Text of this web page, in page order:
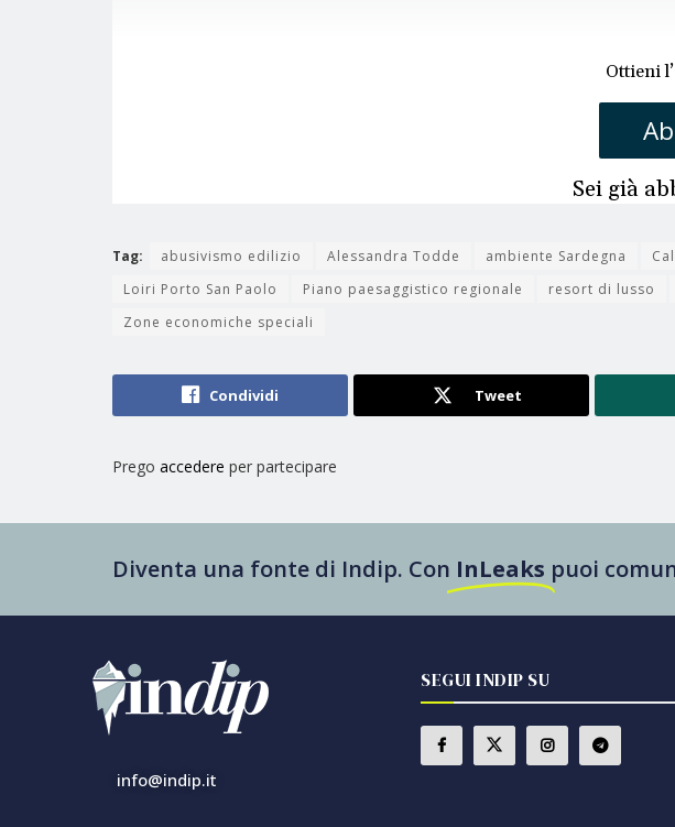
Ottieni
Sei già
Tag: abusivismo edilizio Alessandra Todde ambiente Sardegna
Loiri Porto San Paolo
Piano paesaggistico regionale resort di lusso
Zone economiche speciali
Condividi Tweet
Prego accedere per partecipare
Diventa una fonte di Indip. Con InLeaks puoi
info@indip.it
SEGUI INDIP SU